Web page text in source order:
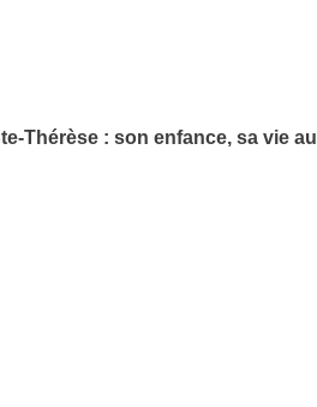
Thérèse : son enfance, sa vie au